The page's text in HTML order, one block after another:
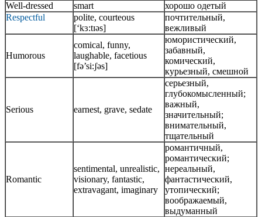
Well-dressed
smart
хорошо одетый
Respectful
polite, courteous
[‘kɜ:tɪəs]
почтительный,
вежливый
Humorous
comical, funny,
laughable, facetious
[fə’si:ʃəs]
юмористический,
забавный,
комический,
курьезный, смешной
Serious earnest, grave, sedate
серьезный,
глубокомысленный;
важный,
значительный;
внимательный,
тщательный
Romantic
sentimental, unrealistic,
visionary, fantastic,
extravagant, imaginary
романтичный,
романтический;
нереальный,
фантастический,
утопический;
воображаемый,
выдуманный